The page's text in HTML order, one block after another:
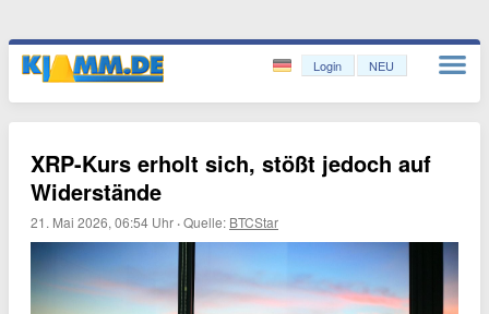
Login NEU
XRP-Kurs erholt sich, stößt jedoch auf
Widerstände
21. Mai 2026, 06:54 Uhr ·Quelle: BTCStar